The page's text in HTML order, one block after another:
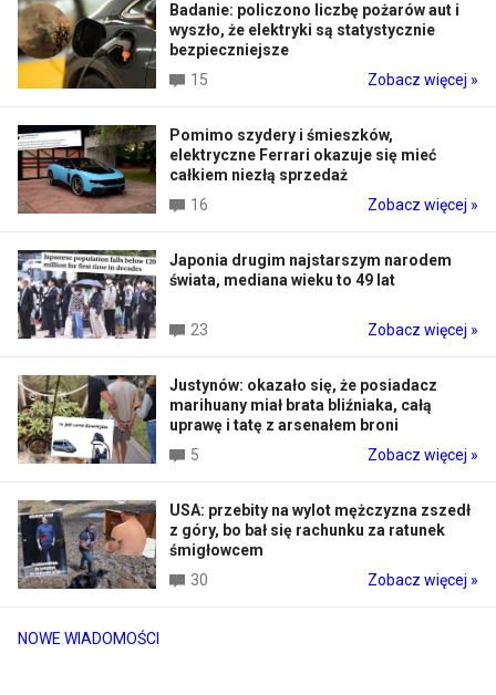
NOWE WIADOMOŚCI
Badanie: policzono liczbę pożarów aut i
wyszło, że elektryki są statystycznie
bezpieczniejsze
15
Zobacz więcej »
Pomimo szydery i śmieszków,
elektryczne Ferrari okazuje się mieć
całkiem niezłą sprzedaż
16
Zobacz więcej »
Japonia drugim najstarszym narodem
świata, mediana wieku to 49 lat
23 Zobacz więcej »
Justynów: okazało się, że posiadacz
marihuany miał brata bliźniaka, całą
uprawę i tatę z arsenałem broni
5
Zobacz więcej »
USA: przebity na wylot mężczyzna zszedł
z góry, bo bał się rachunku za ratunek
śmigłowcem
30
Zobacz więcej »